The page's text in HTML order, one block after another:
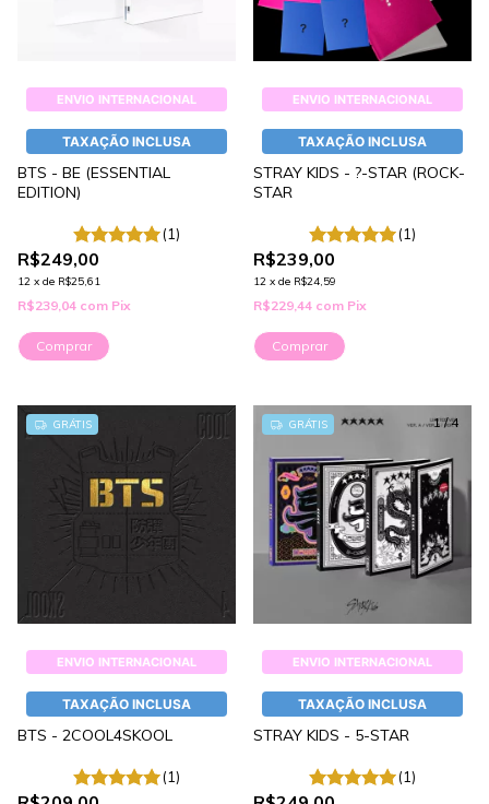
ENVIO INTERNACIONAL
TAXAÇÃO INCLUSA
BTS - BE (ESSENTIAL
EDITION)
(1)
R$249,00
12 x de R$25,61
R$239,04 com Pix
Comprar
ENVIO INTERNACIONAL
TAXAÇÃO INCLUSA
STRAY KIDS - ?-STAR (ROCK-
STAR
(1)
R$239,00
12 x de R$24,59
R$229,44 com Pix
Comprar
GRÁTIS
ENVIO INTERNACIONAL
TAXAÇÃO INCLUSA
BTS - 2COOL4SKOOL
(1)
1/4
GRÁTIS
ENVIO INTERNACIONAL
TAXAÇÃO INCLUSA
STRAY KIDS - 5-STAR
(1)